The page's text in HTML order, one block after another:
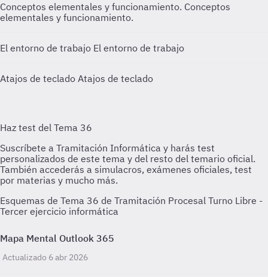
Conceptos elementales y funcionamiento. Conceptos
elementales y funcionamiento.
El entorno de trabajo El entorno de trabajo
Atajos de teclado Atajos de teclado
Esquemas de Tema 36 de Tramitación Procesal Turno Libre -
Tercer ejercicio informática
Mapa Mental Outlook 365
Actualizado 6 abr 2026